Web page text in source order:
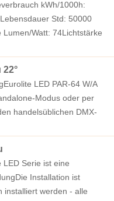
kWh/1000h:
Std: 50000
Watt: 74Lichtstärke
LED PAR-64 W/A
Modus oder per
handelsüblichen DMX-
Serie ist eine
Installation ist
installiert werden - alle